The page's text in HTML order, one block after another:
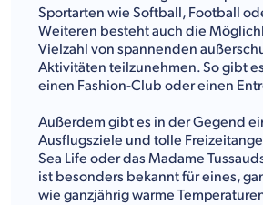
Sportarten wie Softball, Football
Weiteren besteht auch die
Vielzahl von spannenden
Aktivitäten teilzunehmen. So gibt
einen Fashion-Club oder einen
Außerdem gibt es in der Gegend
Ausflugsziele und tolle
Sea Life oder das Madame
ist besonders bekannt für eines,
wie ganzjährig warme